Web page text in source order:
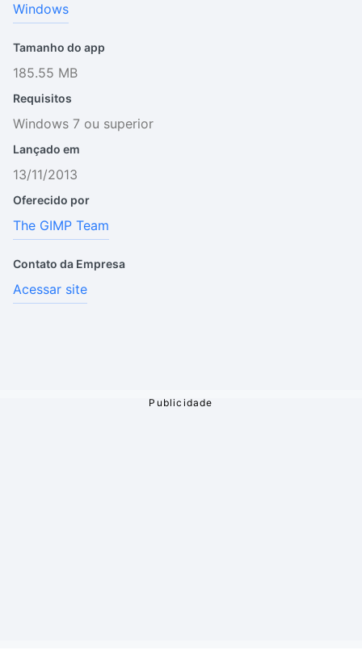
Windows
Tamanho do app
185.55 MB
Requisitos
Windows 7 ou superior
Lançado em
13/11/2013
Oferecido por
The GIMP Team
Contato da Empresa
Acessar site